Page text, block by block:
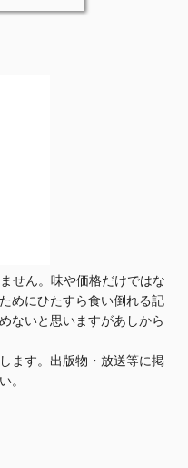
せん。味や価格だけではな
めにひたすら食い倒れる記
ないと思いますがあしから
ます。出版物・放送等に掲
。